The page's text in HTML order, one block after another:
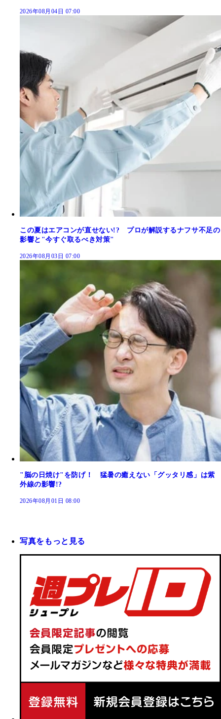
2026年08月04日 07:00
この夏はエアコンが直せない!? プロが解説するナフサ不足の
影響と"今すぐ取るべき対策"
2026年08月03日 07:00
"脳の日焼け"を防げ！ 猛暑の癒えない「グッタリ感」は紫
外線の影響!?
2026年08月01日 08:00
写真をもっと見る